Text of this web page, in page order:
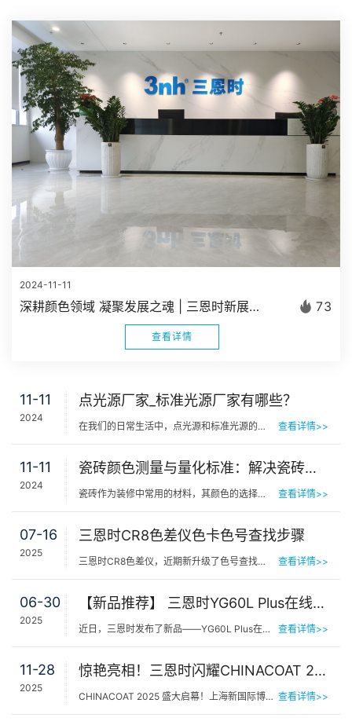
2024-11-11
深耕颜色领域 凝聚发展之魂 | 三恩时新展厅正式建成启用 73
查看详情
11-11
2024
点光源厂家_标准光源厂家有哪些？
在我们的日常生活中，点光源和标准光源的应用已经变得无处不在。无论是照明、显示、还是装饰，它们都扮演着… 查看详情>>
11-11
2024
瓷砖颜色测量与量化标准：解决瓷砖颜色不一致的问题
瓷砖作为装修中常用的材料，其颜色的选择与搭配对于整体装修效果至关重要。然而，瓷砖生产过程中常常因为各… 查看详情>>
07-16
2025
三恩时CR8色差仪色卡色号查找步骤
三恩时CR8色差仪，近期新升级了色号查找功能。三恩时教大家使用色差仪查找色卡色号。色卡色号查找步骤：1.… 查看详情>>
06-30
2025
【新品推荐】 三恩时YG60L Plus在线非接触式光泽度计，光泽度更快更准
近日，三恩时发布了新品——YG60L Plus在线非接触式光泽度计.YG60L Plus在线光泽度计采用非接触… 查看详情>>
11-28
2025
惊艳亮相！三恩时闪耀CHINACOAT 2025，色彩科技魅力引燃行业热情
CHINACOAT 2025 盛大启幕！上海新国际博览中心 E3 馆 5 区 B44 展台前，三恩时（3nh）一亮相便成为全场焦点… 查看详情>>